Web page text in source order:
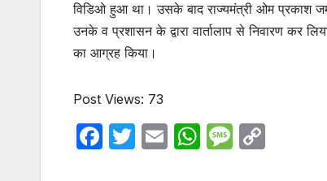
विडिओ हुआ था। उसके बाद राज्यमंत्री ओम प्रकाश
उनके व प्रशासन के द्वारा वार्तालाप से निवारण कर
का आग्रह किया।
Post Views: 73
F
T
E
W M